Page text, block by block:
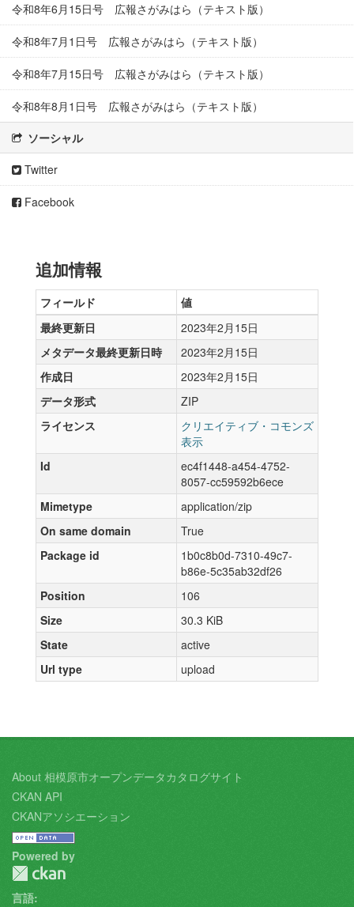
令和8年6月15日号 広報さがみはら（テキスト版）
令和8年7月1日号 広報さがみはら（テキスト版）
令和8年7月15日号 広報さがみはら（テキスト版）
令和8年8月1日号 広報さがみはら（テキスト版）
ソーシャル
Twitter
Facebook
追加情報
フィールド
値
最終更新日
2023年2月15日
メタデータ最終更新日時
2023年2月15日
作成日
2023年2月15日
データ形式
ZIP
ライセンス
クリエイティブ・コモンズ
表示
Id
ec4f1448-a454-4752-
8057-cc59592b6ece
Mimetype
application/zip
On same domain
True
Package id
1b0c8b0d-7310-49c7-
b86e-5c35ab32df26
Position
106
Size
30.3 KiB
State
active
Url type
upload
About 相模原市オープンデータカタログサイト
CKAN API
CKANアソシエーション
Powered by
言語